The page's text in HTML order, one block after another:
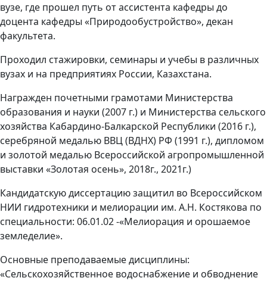
вузе, где прошел путь от ассистента кафедры до
доцента кафедры «Природообустройство», декан
факультета.
Проходил стажировки, семинары и учебы в различных
вузах и на предприятиях России, Казахстана.
Награжден почетными грамотами Министерства
образования и науки (2007 г.) и Министерства сельского
хозяйства Кабардино-Балкарской Республики (2016 г.),
серебряной медалью ВВЦ (ВДНХ) РФ (1991 г.), дипломом
и золотой медалью Всероссийской агропромышленной
выставки «Золотая осень», 2018г., 2021г.)
Кандидатскую диссертацию защитил во Всероссийском
НИИ гидротехники и мелиорации им. А.Н. Костякова по
специальности: 06.01.02 -«Мелиорация и орошаемое
земледелие».
Основные преподаваемые дисциплины:
«Сельскохозяйственное водоснабжение и обводнение